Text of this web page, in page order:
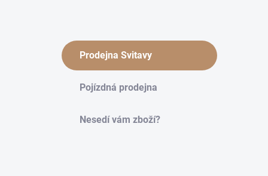
Prodejna Svitavy
Pojízdná prodejna
Nesedí vám zboží?